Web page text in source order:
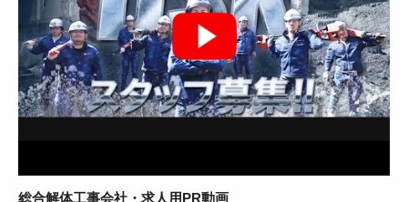
総合解体工事会社・求人用PR動画